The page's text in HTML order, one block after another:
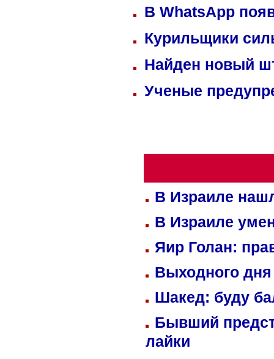
В WhatsApp
Курильщики
Найден новый
Ученые
В Израиле
В Израиле
Яир Голан:
Выходного
Шакед: буду
Бывший
лайки